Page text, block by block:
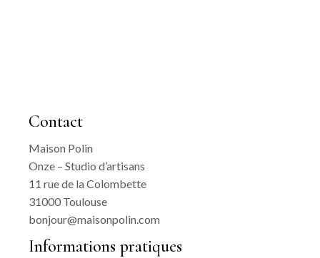
Contact
Maison Polin
Onze – Studio d’artisans
11 rue de la Colombette
31000 Toulouse
bonjour@maisonpolin.com
Informations pratiques